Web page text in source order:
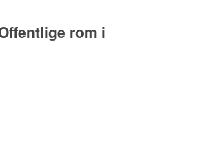
rom i